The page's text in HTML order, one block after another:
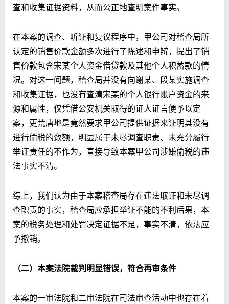
查和收集证据资料，从而公正地查明案件事实。
在本案的调查、听证和复议程序中，甲公司对稽查局所
认定的销售价款金额多次进行了陈述和申辩，提出了销
售价款包含宋某个人资金借贷款及其他个人积蓄款的情
况。对这一问题，稽查局并没有向谢某、段某实施调查
和收集证据，也没有查清宋某的个人银行账户资金的来
源和属性，仅凭借公安机关取得的证人证言便予以定
案，更荒唐地是竟然要求甲公司提供证据来证明其没有
进行偷税的数额，明显属于未尽调查职责、未充分履行
举证责任的不作为，直接导致本案甲公司涉嫌偷税的违
法事实不清。
综上，我们认为由于本案稽查局存在违法取证和未尽调
查职责的事实，稽查局应承担举证不能的不利后果，本
案的税务处理和处罚决定证据不足，事实不清，依法应
予撤销。
（二）本案法院裁判明显错误，符合再审条件
本案的一审法院和二审法院在司法审查活动中也存在着